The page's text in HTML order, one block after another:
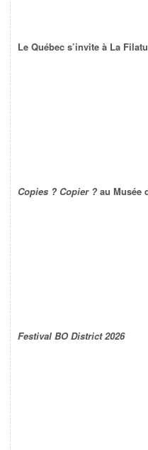
Le Québec s’invite à La
Copies ? Copier ? au Musée
Festival BO District 2026